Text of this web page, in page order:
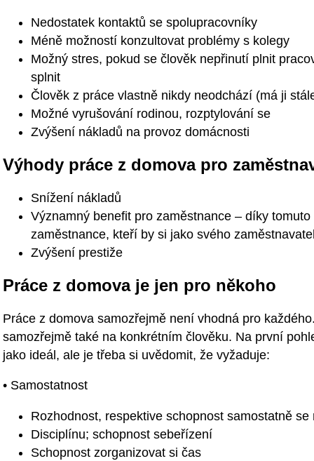
Nedostatek kontaktů se spolupracovníky
Méně možností konzultovat problémy s kolegy
Možný stres, pokud se člověk nepřinutí plnit
splnit
Člověk z práce vlastně nikdy neodchází (má ji
Možné vyrušování rodinou, rozptylování se
Zvýšení nákladů na provoz domácnosti
Výhody práce z domova pro
Snížení nákladů
Významný benefit pro zaměstnance – díky
zaměstnance, kteří by si jako svého
Zvýšení prestiže
Práce z domova je jen pro někoho
Práce z domova samozřejmě není vhodná pro
samozřejmě také na konkrétním člověku. Na první
jako ideál, ale je třeba si uvědomit, že vyžaduje:
• Samostatnost
Rozhodnost, respektive schopnost samostatně se
Disciplínu; schopnost sebeřízení
Schopnost zorganizovat si čas